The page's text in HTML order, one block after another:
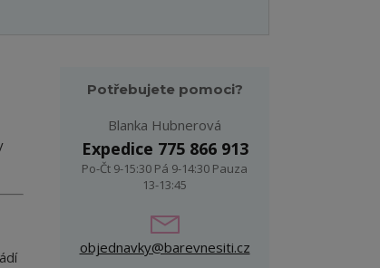
Potřebujete pomoci?
Blanka Hubnerová
Expedice 775 866 913
Po-Čt 9-15:30 Pá 9-14:30 Pauza
13-13:45
objednavky@barevnesiti.cz